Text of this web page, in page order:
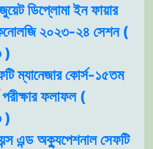
ডিপ্লোমা ইন ফায়ার
২০২৩-২৪ সেশন (
)
ম্যানেজার কোর্স-১৫তম
পরীক্ষার ফলাফল (
)
এন্ড অক্যুপেশনাল সেফটি